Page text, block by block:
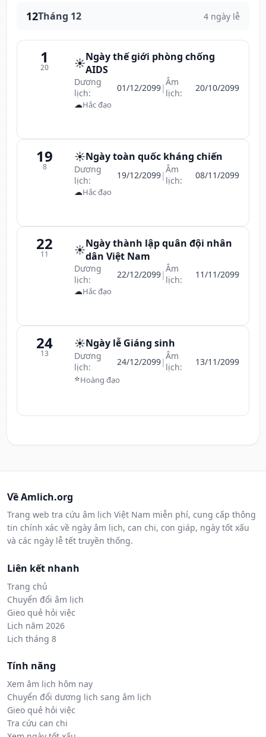
12Tháng 12 4 ngày lễ
1
20 ☀️Ngày thế giới phòng chống
AIDS
Dương
lịch:
01/12/2099|Âm
lịch:
20/10/2099
☁Hắc đạo
19
8
☀️Ngày toàn quốc kháng chiến
Dương
lịch:
19/12/2099|Âm
lịch:
08/11/2099
☁Hắc đạo
22
11 ☀️Ngày thành lập quân đội nhân
dân Việt Nam
Dương
lịch:
22/12/2099|Âm
lịch:
11/11/2099
☁Hắc đạo
24
13
☀️Ngày lễ Giáng sinh
Dương
lịch:
24/12/2099|Âm
lịch:
13/11/2099
⭐Hoàng đạo
Về Amlich.org
Trang web tra cứu âm lịch Việt Nam miễn phí, cung cấp thông
tin chính xác về ngày âm lịch, can chi, con giáp, ngày tốt xấu
và các ngày lễ tết truyền thống.
Liên kết nhanh
Trang chủ
Chuyển đổi âm lịch
Gieo quẻ hỏi việc
Lịch năm 2026
Lịch tháng 8
Tính năng
Xem âm lịch hôm nay
Chuyển đổi dương lịch sang âm lịch
Gieo quẻ hỏi việc
Tra cứu can chi